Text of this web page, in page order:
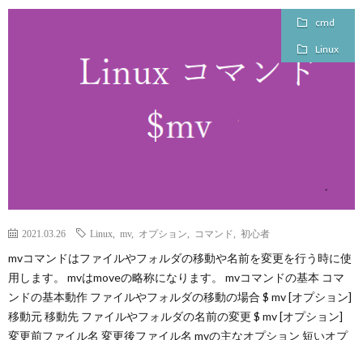
cmd
Linux
2021.03.26 Linux mv, オプション コマンド 初心者
mvコマンドはファイルやフォルダの移動や名前を変更を行う時に使
用します。 mvはmoveの略称になります。 mvコマンドの基本 コマ
ンドの基本動作 ファイルやフォルダの移動の場合 $ mv [オプション]
移動元 移動先 ファイルやフォルダの名前の変更 $ mv [オプション]
変更前ファイル名 変更後ファイル名 mvの主なオプション 短いオプ